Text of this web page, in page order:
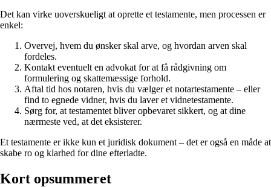
Det kan virke uoverskueligt at oprette et testamente, men processen er
enkel:
Overvej, hvem du ønsker skal arve, og hvordan arven skal
fordeles.
Kontakt eventuelt en advokat for at få rådgivning om
formulering og skattemæssige forhold.
Aftal tid hos notaren, hvis du vælger et notartestamente – eller
find to egnede vidner, hvis du laver et vidnetestamente.
Sørg for, at testamentet bliver opbevaret sikkert, og at dine
nærmeste ved, at det eksisterer.
Et testamente er ikke kun et juridisk dokument – det er også en måde at
skabe ro og klarhed for dine efterladte.
Kort opsummeret